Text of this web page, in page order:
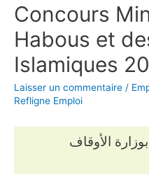
Concours
Habous et
Islamiques
Laisser un commentaire /
Refligne Emploi
124 منصب بوزارة الأوقاف